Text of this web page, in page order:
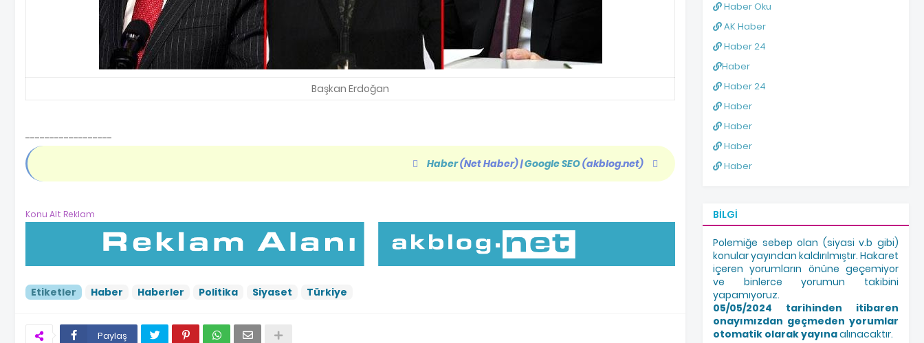
Başkan Erdoğan
------------------
Haber(Net Haber)|Google SEO(akblog.net)
Konu Alt Reklam
Etiketler Haber Haberler Politika Siyaset Türkiye
Paylaş
Haber Oku
AK Haber
Haber 24
Haber
Haber 24
Haber
Haber
Haber
Haber
BILGI
Polemiğe sebep olan (siyasi v.b gibi)
konular yayından kaldırılmıştır. Hakaret
içeren yorumların önüne geçemiyor
ve binlerce yorumun takibini
yapamıyoruz.
05/05/2024 tarihinden itibaren
onayımızdan geçmeden yorumlar
otomatik olarak yayınaalınacaktır.